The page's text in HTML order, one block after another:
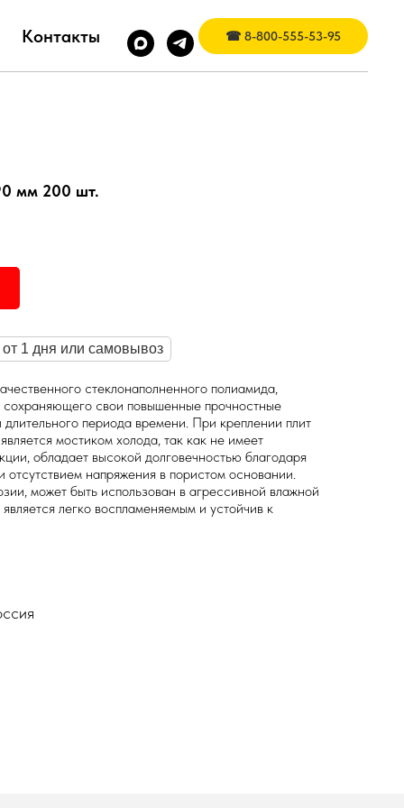
Контакты ☎ 8-800-555-53-95
мм 200 шт.
от 1 дня или самовывоз
стеклонаполненного полиамида,
сохраняющего свои повышенные прочностные
периода времени. При креплении плит
мостиком холода, так как не имеет
обладает высокой долговечностью благодаря
напряжения в пористом основании.
может быть использован в агрессивной влажной
легко воспламеняемым и устойчив к